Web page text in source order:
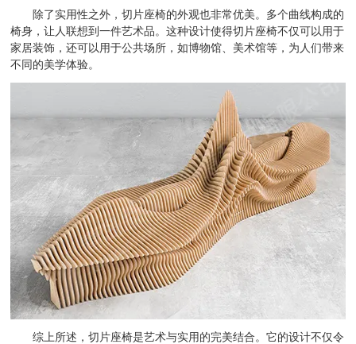
除了实用性之外，切片座椅的外观也非常优美。多个曲线构成的
椅身，让人联想到一件艺术品。这种设计使得切片座椅不仅可以用于
家居装饰，还可以用于公共场所，如博物馆、美术馆等，为人们带来
不同的美学体验。
综上所述，切片座椅是艺术与实用的完美结合。它的设计不仅令